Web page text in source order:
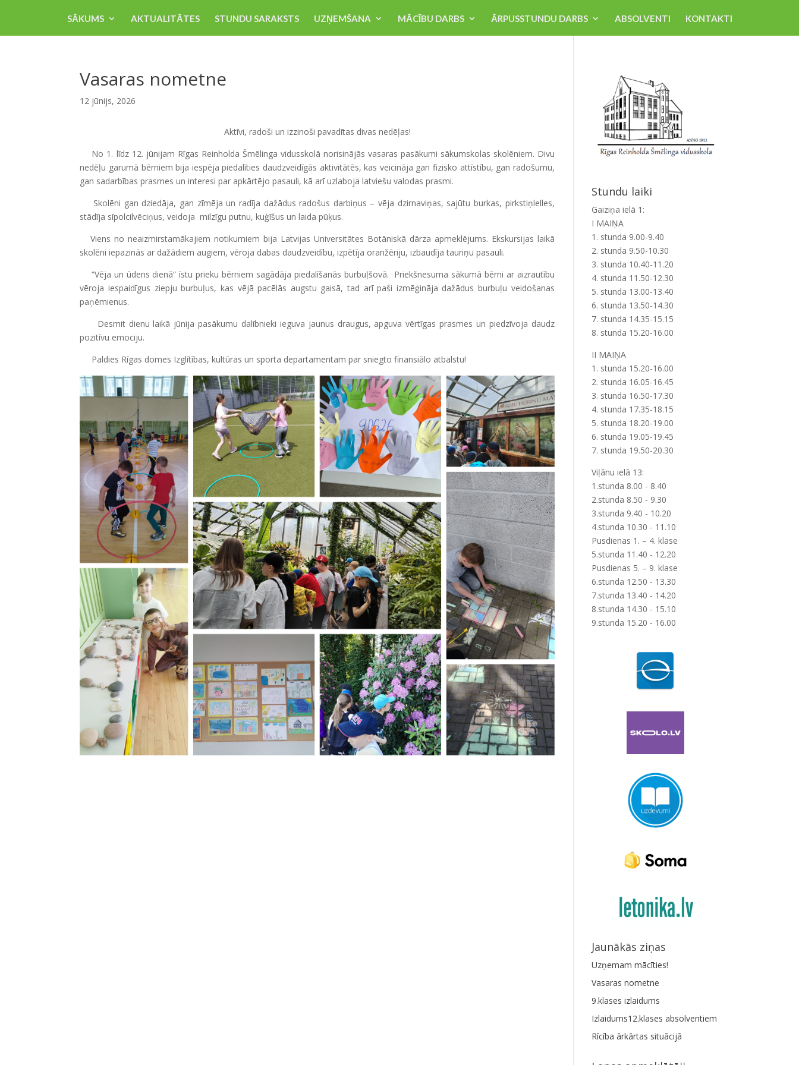
SĀKUMS AKTUALITĀTES STUNDU SARAKSTS UZŅEMŠANA MĀCĪBU DARBS ĀRPUSSTUNDU DARBS ABSOLVENTI KONTAKTI
Vasaras nometne
12 jūnijs, 2026
Aktīvi, radoši un izzinoši pavadītas divas nedēļas!
No 1. līdz 12. jūnijam Rīgas Reinholda Šmēlinga vidusskolā norisinājās vasaras pasākumi sākumskolas skolēniem. Divu
nedēļu garumā bērniem bija iespēja piedalīties daudzveidīgās aktivitātēs, kas veicināja gan fizisko attīstību, gan radošumu,
gan sadarbības prasmes un interesi par apkārtējo pasauli, kā arī uzlaboja latviešu valodas prasmi.
Skolēni gan dziedāja, gan zīmēja un radīja dažādus radošus darbiņus – vēja dzirnaviņas, sajūtu burkas, pirkstiņlelles,
stādīja sīpolcilvēciņus, veidoja milzīgu putnu, kuģīšus un laida pūķus.
Viens no neaizmirstamākajiem notikumiem bija Latvijas Universitātes Botāniskā dārza apmeklējums. Ekskursijas laikā
skolēni iepazinās ar dažādiem augiem, vēroja dabas daudzveidību, izpētīja oranžēriju, izbaudīja tauriņu pasauli.
“Vēja un ūdens dienā” īstu prieku bērniem sagādāja piedalīšanās burbuļšovā. Priekšnesuma sākumā bērni ar aizrautību
vēroja iespaidīgus ziepju burbuļus, kas vējā pacēlās augstu gaisā, tad arī paši izmēģināja dažādus burbuļu veidošanas
paņēmienus.
Desmit dienu laikā jūnija pasākumu dalībnieki ieguva jaunus draugus, apguva vērtīgas prasmes un piedzīvoja daudz
pozitīvu emociju.
Paldies Rīgas domes Izglītības, kultūras un sporta departamentam par sniegto finansiālo atbalstu!
Stundu laiki
Gaiziņa ielā 1:
I MAIŅA
1. stunda 9.00-9.40
2. stunda 9.50-10.30
3. stunda 10.40-11.20
4. stunda 11.50-12.30
5. stunda 13.00-13.40
6. stunda 13.50-14.30
7. stunda 14.35-15.15
8. stunda 15.20-16.00
II MAIŅA
1. stunda 15.20-16.00
2. stunda 16.05-16.45
3. stunda 16.50-17.30
4. stunda 17.35-18.15
5. stunda 18.20-19.00
6. stunda 19.05-19.45
7. stunda 19.50-20.30
Viļānu ielā 13:
1.stunda 8.00 - 8.40
2.stunda 8.50 - 9.30
3.stunda 9.40 - 10.20
4.stunda 10.30 - 11.10
Pusdienas 1. – 4. klase
5.stunda 11.40 - 12.20
Pusdienas 5. – 9. klase
6.stunda 12.50 - 13.30
7.stunda 13.40 - 14.20
8.stunda 14.30 - 15.10
9.stunda 15.20 - 16.00
Jaunākās ziņas
Uzņemam mācīties!
Vasaras nometne
9.klases izlaidums
Izlaidums12.klases absolventiem
Rīcība ārkārtas situācijā